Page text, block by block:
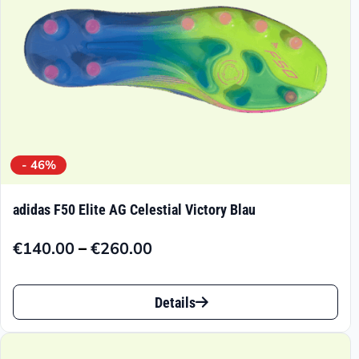
Produktseite
gewählt
werden
- 46%
adidas F50 Elite AG Celestial Victory Blau
€140.00–€260.00
Preisspanne:
€140.00
€260.00
Dieses
Produkt
Details